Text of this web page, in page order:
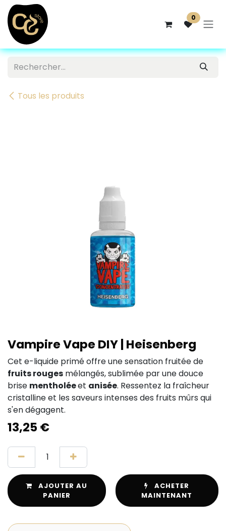
Se rendre au contenu
0
Tous les produits
Vampire Vape DIY | Heisenberg
Cet e-liquide primé offre une sensation fruitée de
fruits rouges mélangés, sublimée par une douce
brise mentholéeet anisée. Ressentez la fraîcheur
cristalline et les saveurs intenses des fruits mûrs qui
s'en dégagent.
13,25 €
AJOUTER AU
PANIER
ACHETER
MAINTENANT